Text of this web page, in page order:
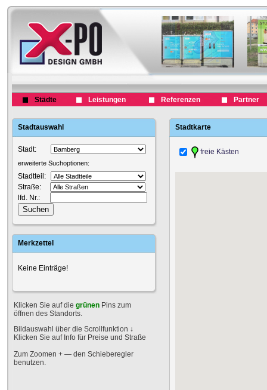
Städte Leistungen Referenzen Partner
Stadtauswahl
Stadt:
erweiterte Suchoptionen:
Stadtteil:
Straße:
lfd. Nr.:
Merkzettel
Keine Einträge!
Klicken Sie auf die grünen Pins zum
öffnen des Standorts.
Bildauswahl über die Scrollfunktion ↓
Klicken Sie auf Info für Preise und Straße
Zum Zoomen + — den Schieberegler
benutzen.
Stadtkarte
freie Kästen